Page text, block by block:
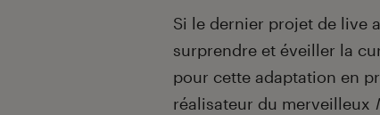
Introduction
Si le dernier projet de live
surprendre et éveiller la
pour cette adaptation en
réalisateur du merveilleux